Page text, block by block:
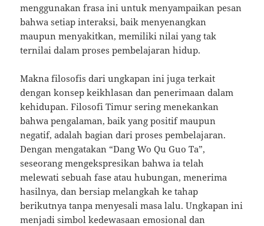
menggunakan frasa ini untuk menyampaikan pesan
bahwa setiap interaksi, baik menyenangkan
maupun menyakitkan, memiliki nilai yang tak
ternilai dalam proses pembelajaran hidup.
Makna filosofis dari ungkapan ini juga terkait
dengan konsep keikhlasan dan penerimaan dalam
kehidupan. Filosofi Timur sering menekankan
bahwa pengalaman, baik yang positif maupun
negatif, adalah bagian dari proses pembelajaran.
Dengan mengatakan “Dang Wo Qu Guo Ta”,
seseorang mengekspresikan bahwa ia telah
melewati sebuah fase atau hubungan, menerima
hasilnya, dan bersiap melangkah ke tahap
berikutnya tanpa menyesali masa lalu. Ungkapan ini
menjadi simbol kedewasaan emosional dan